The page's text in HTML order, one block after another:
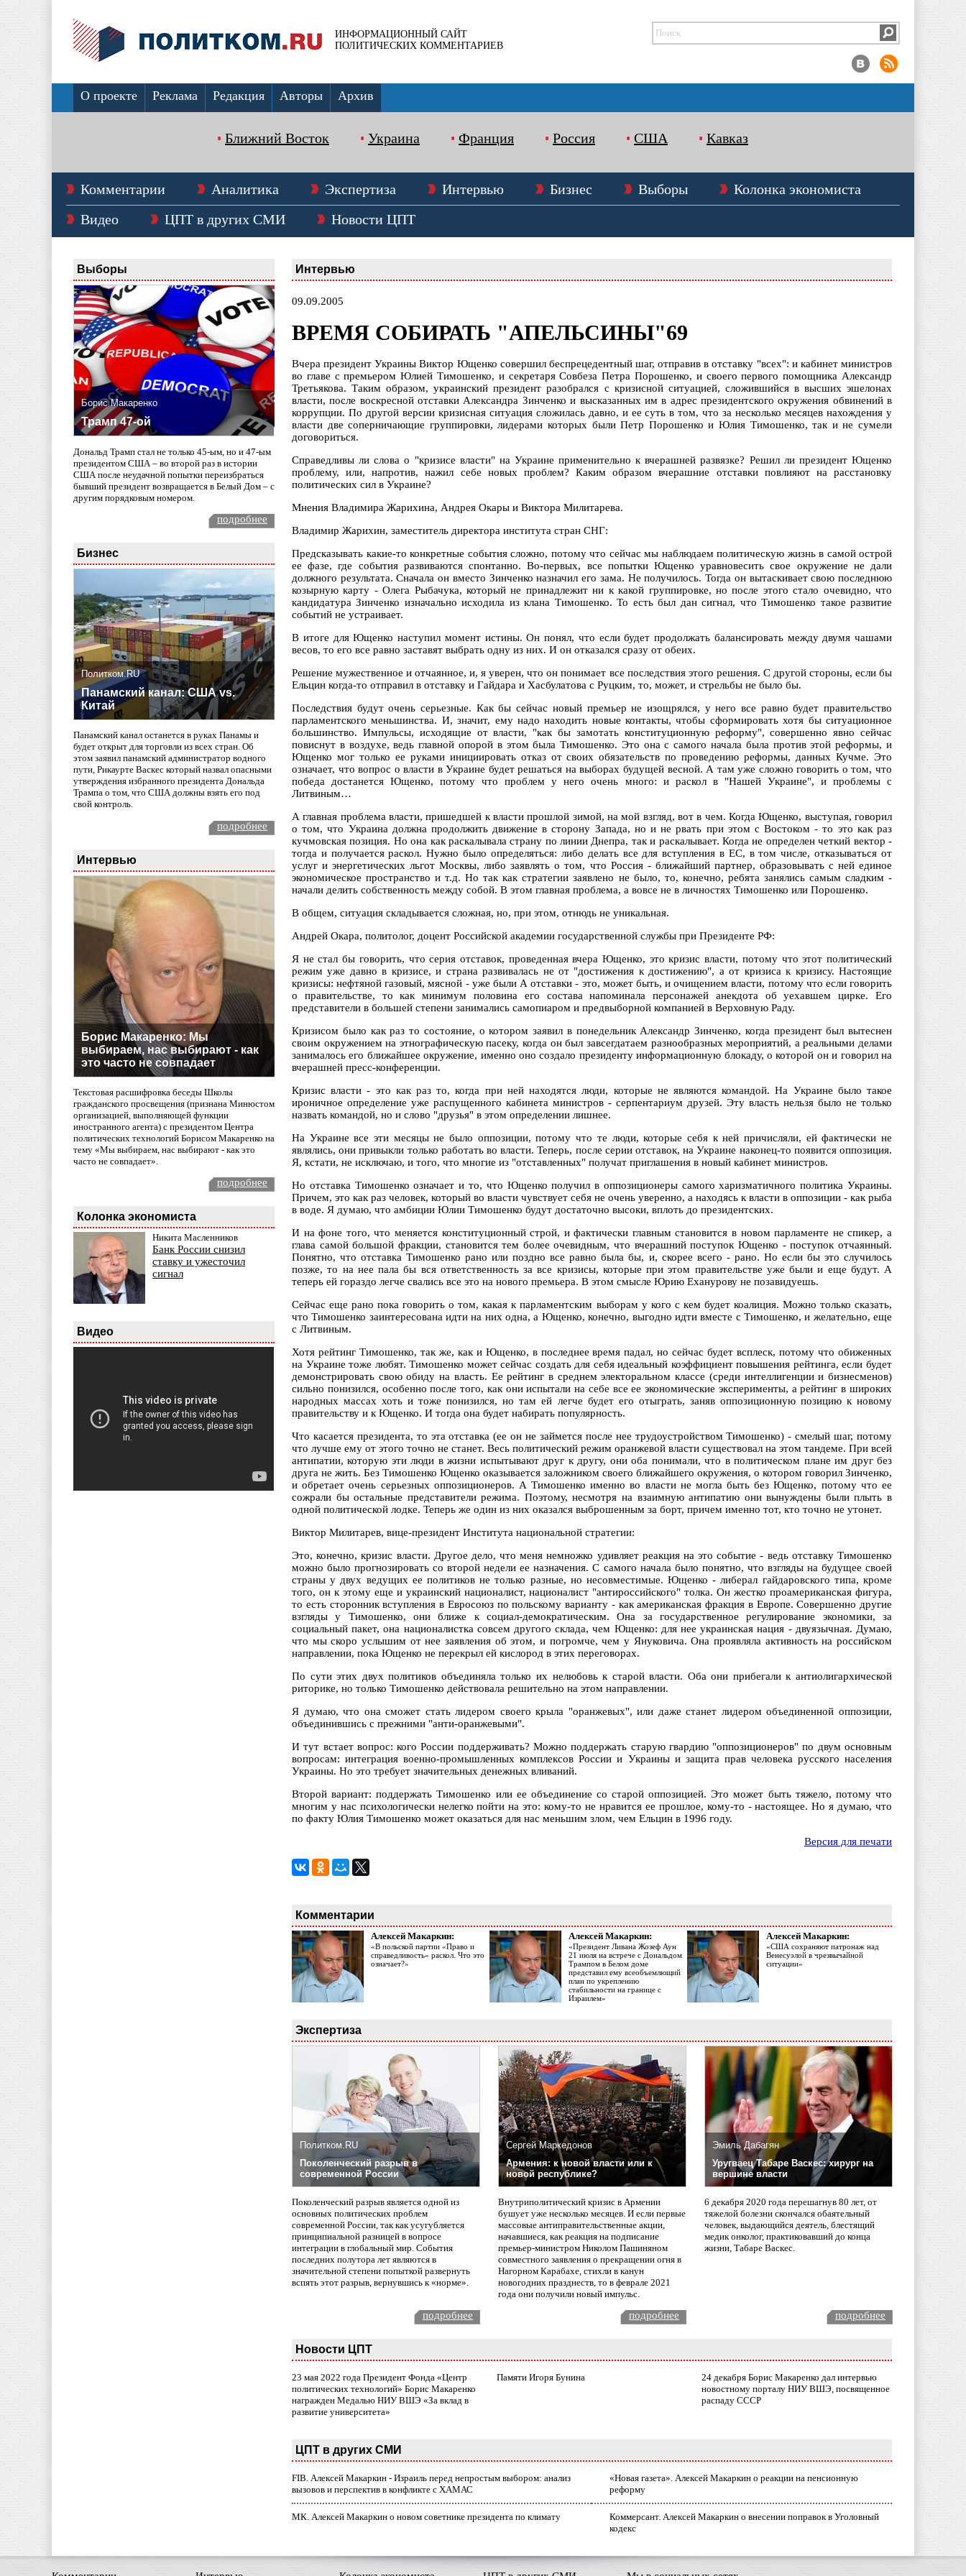
ИНФОРМАЦИОННЫЙ САЙТ
ПОЛИТИЧЕСКИХ КОММЕНТАРИЕВ
О проекте Реклама Редакция Авторы Архив
Ближний Восток Украина Франция Россия США Кавказ
Комментарии Аналитика Экспертиза Интервью Бизнес Выборы
Колонка экономиста
Видео
ЦПТ в других СМИ Новости ЦПТ
Выборы
Борис Макаренко
Трамп 47-ой
Дональд Трамп стал не только 45-ым, но и 47-ым
президентом США – во второй раз в истории
США после неудачной попытки переизбраться
бывший президент возвращается в Белый Дом – с
другим порядковым номером.
подробнее
Бизнес
Политком.RU
Панамский канал: США vs.
Китай
Панамский канал останется в руках Панамы и
будет открыт для торговли из всех стран. Об
этом заявил панамский администратор водного
пути, Рикаурте Васкес который назвал опасными
утверждения избранного президента Дональда
Трампа о том, что США должны взять его под
свой контроль.
подробнее
Интервью
Борис Макаренко: Мы
выбираем, нас выбирают - как
это часто не совпадает
Текстовая расшифровка беседы Школы
гражданского просвещения (признана Минюстом
организацией, выполняющей функции
иностранного агента) с президентом Центра
политических технологий Борисом Макаренко на
тему «Мы выбираем, нас выбирают - как это
часто не совпадает».
подробнее
Колонка экономиста
Никита Масленников
Банк России снизил
ставку и ужесточил
сигнал
Видео
Интервью
09.09.2005
ВРЕМЯ СОБИРАТЬ "АПЕЛЬСИНЫ"69
Вчера президент Украины Виктор Ющенко совершил беспрецедентный шаг, отправив в отставку "всех": и кабинет министров
во главе с премьером Юлией Тимошенко, и секретаря Совбеза Петра Порошенко, и своего первого помощника Александр
Третьякова. Таким образом, украинский президент разобрался с кризисной ситуацией, сложившийся в высших эшелонах
власти, после воскресной отставки Александра Зинченко и высказанных им в адрес президентского окружения обвинений в
коррупции. По другой версии кризисная ситуация сложилась давно, и ее суть в том, что за несколько месяцев нахождения у
власти две соперничающие группировки, лидерами которых были Петр Порошенко и Юлия Тимошенко, так и не сумели
договориться.
Справедливы ли слова о "кризисе власти" на Украине применительно к вчерашней развязке? Решил ли президент Ющенко
проблему, или, напротив, нажил себе новых проблем? Каким образом вчерашние отставки повлияют на расстановку
политических сил в Украине?
Мнения Владимира Жарихина, Андрея Окары и Виктора Милитарева.
Владимир Жарихин, заместитель директора института стран СНГ:
Предсказывать какие-то конкретные события сложно, потому что сейчас мы наблюдаем политическую жизнь в самой острой
ее фазе, где события развиваются спонтанно. Во-первых, все попытки Ющенко уравновесить свое окружение не дали
должного результата. Сначала он вместо Зинченко назначил его зама. Не получилось. Тогда он вытаскивает свою последнюю
козырную карту - Олега Рыбачука, который не принадлежит ни к какой группировке, но после этого стало очевидно, что
кандидатура Зинченко изначально исходила из клана Тимошенко. То есть был дан сигнал, что Тимошенко такое развитие
событий не устраивает.
В итоге для Ющенко наступил момент истины. Он понял, что если будет продолжать балансировать между двумя чашами
весов, то его все равно заставят выбрать одну из них. И он отказался сразу от обеих.
Решение мужественное и отчаянное, и, я уверен, что он понимает все последствия этого решения. С другой стороны, если бы
Ельцин когда-то отправил в отставку и Гайдара и Хасбулатова с Руцким, то, может, и стрельбы не было бы.
Последствия будут очень серьезные. Как бы сейчас новый премьер не изощрялся, у него все равно будет правительство
парламентского меньшинства. И, значит, ему надо находить новые контакты, чтобы сформировать хотя бы ситуационное
большинство. Импульсы, исходящие от власти, "как бы замотать конституционную реформу", совершенно явно сейчас
повиснут в воздухе, ведь главной опорой в этом была Тимошенко. Это она с самого начала была против этой реформы, и
Ющенко мог только ее руками инициировать отказ от своих обязательств по проведению реформы, данных Кучме. Это
означает, что вопрос о власти в Украине будет решаться на выборах будущей весной. А там уже сложно говорить о том, что
победа достанется Ющенко, потому что проблем у него очень много: и раскол в "Нашей Украине", и проблемы с
Литвиным…
А главная проблема власти, пришедшей к власти прошлой зимой, на мой взгляд, вот в чем. Когда Ющенко, выступая, говорил
о том, что Украина должна продолжить движение в сторону Запада, но и не рвать при этом с Востоком - то это как раз
кучмовская позиция. Но она как раскалывала страну по линии Днепра, так и раскалывает. Когда не определен четкий вектор -
тогда и получается раскол. Нужно было определяться: либо делать все для вступления в ЕС, в том числе, отказываться от
услуг и энергетических льгот Москвы, либо заявлять о том, что Россия - ближайший партнер, образовывать с ней единое
экономическое пространство и т.д. Но так как стратегии заявлено не было, то, конечно, ребята занялись самым сладким -
начали делить собственность между собой. В этом главная проблема, а вовсе не в личностях Тимошенко или Порошенко.
В общем, ситуация складывается сложная, но, при этом, отнюдь не уникальная.
Андрей Окара, политолог, доцент Российской академии государственной службы при Президенте РФ:
Я не стал бы говорить, что серия отставок, проведенная вчера Ющенко, это кризис власти, потому что этот политический
режим уже давно в кризисе, и страна развивалась не от "достижения к достижению", а от кризиса к кризису. Настоящие
кризисы: нефтяной газовый, мясной - уже были А отставки - это, может быть, и очищением власти, потому что если говорить
о правительстве, то как минимум половина его состава напоминала персонажей анекдота об уехавшем цирке. Его
представители в большей степени занимались самопиаром и предвыборной компанией в Верховную Раду.
Кризисом было как раз то состояние, о котором заявил в понедельник Александр Зинченко, когда президент был вытеснен
своим окружением на этнографическую пасеку, когда он был завсегдатаем разнообразных мероприятий, а реальными делами
занималось его ближайшее окружение, именно оно создало президенту информационную блокаду, о которой он и говорил на
вчерашней пресс-конференции.
Кризис власти - это как раз то, когда при ней находятся люди, которые не являются командой. На Украине было такое
ироничное определение уже распущенного кабинета министров - серпентариум друзей. Эту власть нельзя было не только
назвать командой, но и слово "друзья" в этом определении лишнее.
На Украине все эти месяцы не было оппозиции, потому что те люди, которые себя к ней причисляли, ей фактически не
являлись, они привыкли только работать во власти. Теперь, после серии отставок, на Украине наконец-то появится оппозиция.
Я, кстати, не исключаю, и того, что многие из "отставленных" получат приглашения в новый кабинет министров.
Но отставка Тимошенко означает и то, что Ющенко получил в оппозиционеры самого харизматичного политика Украины.
Причем, это как раз человек, который во власти чувствует себя не очень уверенно, а находясь к власти в оппозиции - как рыба
в воде. Я думаю, что амбиции Юлии Тимошенко будут достаточно высоки, вплоть до президентских.
И на фоне того, что меняется конституционный строй, и фактически главным становится в новом парламенте не спикер, а
глава самой большой фракции, становится тем более очевидным, что вчерашний поступок Ющенко - поступок отчаянный.
Понятно, что отставка Тимошенко рано или поздно все равно была бы, и, скорее всего - рано. Но если бы это случилось
позже, то на нее пала бы вся ответственность за все кризисы, которые при этом правительстве уже были и еще будут. А
теперь ей гораздо легче свались все это на нового премьера. В этом смысле Юрию Еханурову не позавидуешь.
Сейчас еще рано пока говорить о том, какая к парламентским выборам у кого с кем будет коалиция. Можно только сказать,
что Тимошенко заинтересована идти на них одна, а Ющенко, конечно, выгодно идти вместе с Тимошенко, и желательно, еще
с Литвиным.
Хотя рейтинг Тимошенко, так же, как и Ющенко, в последнее время падал, но сейчас будет всплеск, потому что обиженных
на Украине тоже любят. Тимошенко может сейчас создать для себя идеальный коэффициент повышения рейтинга, если будет
демонстрировать свою обиду на власть. Ее рейтинг в среднем электоральном классе (среди интеллигенции и бизнесменов)
сильно понизился, особенно после того, как они испытали на себе все ее экономические эксперименты, а рейтинг в широких
народных массах хоть и тоже понизился, но там ей легче будет его отыграть, заняв оппозиционную позицию к новому
правительству и к Ющенко. И тогда она будет набирать популярность.
Что касается президента, то эта отставка (ее он не займется после нее трудоустройством Тимошенко) - смелый шаг, потому
что лучше ему от этого точно не станет. Весь политический режим оранжевой власти существовал на этом тандеме. При всей
антипатии, которую эти люди в жизни испытывают друг к другу, они оба понимали, что в политическом плане им друг без
друга не жить. Без Тимошенко Ющенко оказывается заложником своего ближайшего окружения, о котором говорил Зинченко,
и обретает очень серьезных оппозиционеров. А Тимошенко именно во власти не могла быть без Ющенко, потому что ее
сожрали бы остальные представители режима. Поэтому, несмотря на взаимную антипатию они вынуждены были плыть в
одной политической лодке. Теперь же один из них оказался выброшенным за борт, причем именно тот, кто точно не утонет.
Виктор Милитарев, вице-президент Института национальной стратегии:
Это, конечно, кризис власти. Другое дело, что меня немножко удивляет реакция на это событие - ведь отставку Тимошенко
можно было прогнозировать со второй недели ее назначения. С самого начала было понятно, что взгляды на будущее своей
страны у двух ведущих ее политиков не только разные, но несовместимые. Ющенко - либерал гайдаровского типа, кроме
того, он к этому еще и украинский националист, националист "антироссийского" толка. Он жестко проамериканская фигура,
то есть сторонник вступления в Евросоюз по польскому варианту - как американская фракция в Европе. Совершенно другие
взгляды у Тимошенко, они ближе к социал-демократическим. Она за государственное регулирование экономики, за
социальный пакет, она националистка совсем другого склада, чем Ющенко: для нее украинская нация - двуязычная. Думаю,
что мы скоро услышим от нее заявления об этом, и погромче, чем у Януковича. Она проявляла активность на российском
направлении, пока Ющенко не перекрыл ей кислород в этих переговорах.
По сути этих двух политиков объединяла только их нелюбовь к старой власти. Оба они прибегали к антиолигархической
риторике, но только Тимошенко действовала решительно на этом направлении.
Я думаю, что она сможет стать лидером своего крыла "оранжевых", или даже станет лидером объединенной оппозиции,
объединившись с прежними "анти-оранжевыми".
И тут встает вопрос: кого России поддерживать? Можно поддержать старую гвардию "оппозиционеров" по двум основным
вопросам: интеграция военно-промышленных комплексов России и Украины и защита прав человека русского населения
Украины. Но это требует значительных денежных вливаний.
Второй вариант: поддержать Тимошенко или ее объединение со старой оппозицией. Это может быть тяжело, потому что
многим у нас психологически нелегко пойти на это: кому-то не нравится ее прошлое, кому-то - настоящее. Но я думаю, что
по факту Юлия Тимошенко может оказаться для нас меньшим злом, чем Ельцин в 1996 году.
Версия для печати
Комментарии
Алексей Макаркин:
«В польской партии «Право и
справедливость» раскол. Что это
означает?»
Алексей Макаркин:
«Президент Ливана Жозеф Аун
21 июля на встрече с Дональдом
Трампом в Белом доме
представил ему всеобъемлющий
план по укреплению
стабильности на границе с
Израилем»
Алексей Макаркин:
«США сохраняют патронаж над
Венесуэлой в чрезвычайной
ситуации»
Экспертиза
Политком.RU
Поколенческий разрыв в
современной России
Поколенческий разрыв является одной из
основных политических проблем
современной России, так как усугубляется
принципиальной разницей в вопросе
интеграции в глобальный мир. События
последних полутора лет являются в
значительной степени попыткой развернуть
вспять этот разрыв, вернувшись к «норме».
Сергей Маркедонов
Армения: к новой власти или к
новой республике?
Внутриполитический кризис в Армении
бушует уже несколько месяцев. И если первые
массовые антиправительственные акции,
начавшиеся, как реакция на подписание
премьер-министром Николом Пашиняном
совместного заявления о прекращении огня в
Нагорном Карабахе, стихли в канун
новогодних празднеств, то в феврале 2021
года они получили новый импульс.
Эмиль Дабагян
Уругваец Табаре Васкес: хирург на
вершине власти
6 декабря 2020 года перешагнув 80 лет, от
тяжелой болезни скончался обаятельный
человек, выдающийся деятель, блестящий
медик онколог, практиковавший до конца
жизни, Табаре Васкес.
подробнее подробнее подробнее
Новости ЦПТ
23 мая 2022 года Президент Фонда «Центр
политических технологий» Борис Макаренко
награжден Медалью НИУ ВШЭ «За вклад в
развитие университета»
Памяти Игоря Бунина
24 декабря Борис Макаренко дал интервью
новостному порталу НИУ ВШЭ, посвященное
распаду СССР
ЦПТ в других СМИ
FIB. Алексей Макаркин - Израиль перед непростым выбором: анализ
вызовов и перспектив в конфликте с ХАМАС
«Новая газета». Алексей Макаркин о реакции на пенсионную
реформу
МК. Алексей Макаркин о новом советнике президента по климату
Коммерсант. Алексей Макаркин о внесении поправок в Уголовный
кодекс